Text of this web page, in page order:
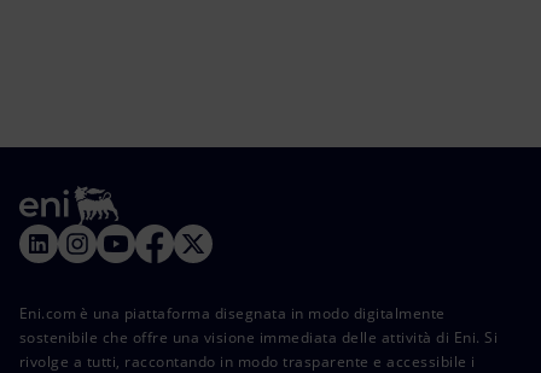
Eni.com è una piattaforma disegnata in modo digitalmente
sostenibile che offre una visione immediata delle attività di Eni. Si
rivolge a tutti, raccontando in modo trasparente e accessibile i